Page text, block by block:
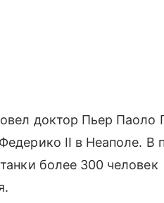
доктор Пьер Паоло
II в Неаполе. В
более 300 человек